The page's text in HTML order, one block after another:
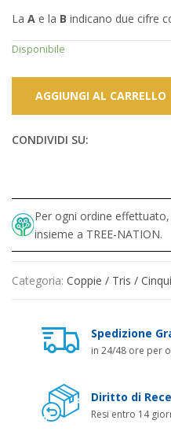
La A e la B indicano due cifre
Disponibile
AGGIUNGI AL CARRELLO
CONDIVIDI SU:
Per ogni ordine
insieme a TREE-NATION.
Categoria: Coppie / Tris /
Spedizione
in 24/48 ore per
Diritto di
Resi entro 14